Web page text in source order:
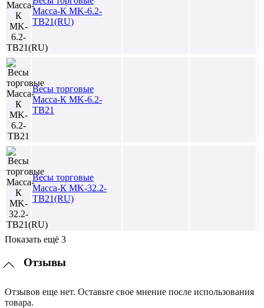
Масса-К MK-6.2-
TB21(RU)
Весы торговые
Масса-К MK-6.2-
TB21
Весы торговые
Масса-К MK-32.2-
TB21(RU)
Показать ещё 3
Отзывы
Отзывов еще нет. Оставьте свое мнение после использования
товара.